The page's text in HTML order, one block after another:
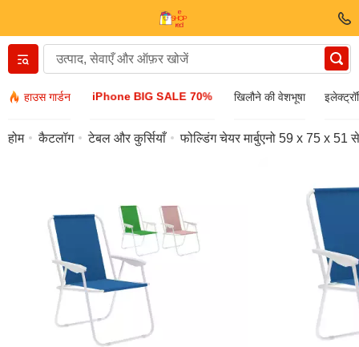
हाउस गार्डन iPhone BIG SALE 70% खिलौने की वेशभूषा
Вернуться назад
धूप का चश्मा
होम कैटलॉग टेबल और कुर्सियाँ फोल्डिंग चेयर मार्बुएनो 59 x 75 x 51